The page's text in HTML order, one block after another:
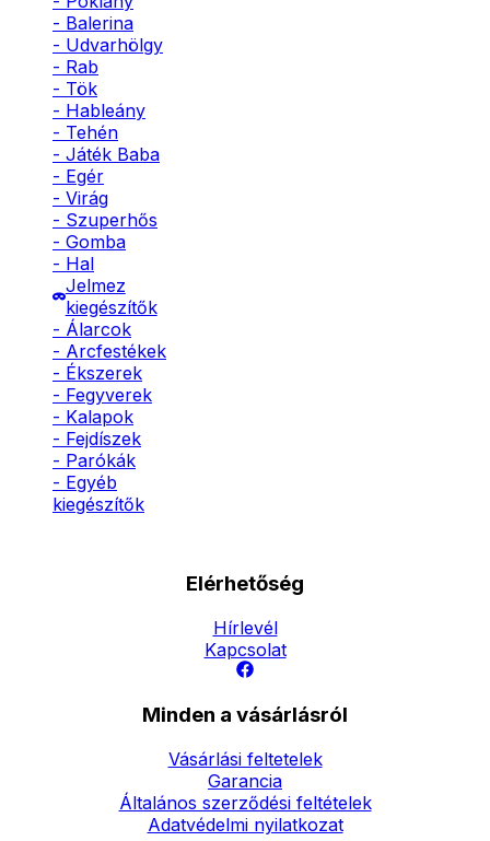
- Balerina
- Udvarhölgy
- Rab
- Tök
- Hableány
- Tehén
- Játék Baba
- Egér
- Virág
- Szuperhős
- Gomba
- Hal
Jelmez
kiegészítők
- Álarcok
- Arcfestékek
- Ékszerek
- Fegyverek
- Kalapok
- Fejdíszek
- Parókák
- Egyéb
kiegészítők
Elérhetőség
Hírlevél
Kapcsolat
Minden a vásárlásról
Vásárlási feltetelek
Garancia
Általános szerződési feltételek
Adatvédelmi nyilatkozat